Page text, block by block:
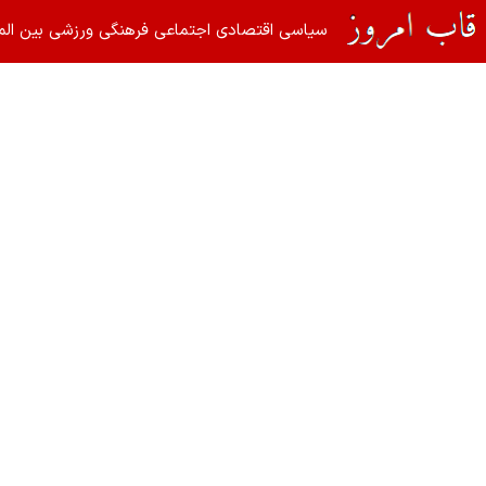
سیاسیاقتصادیاجتماعیفرهنگیورزشیبین